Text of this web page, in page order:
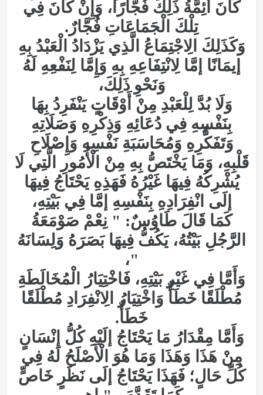
كَانَ أَئِمَّةُ ذَلِكَ فُجَّارًا، وَإِنْ كَانَ فِي
تِلْكَ الْجَمَاعَاتِ فُجَّارٌ.
وَكَذَلِكَ الِاجْتِمَاعُ الَّذِي يَزْدَادُ الْعَبْدُ بِهِ
إيمَانًا إمَّا لِانْتِفَاعِهِ بِهِ وَإِمَّا لِنَفْعِهِ لَهُ
وَنَحْوِ ذَلِكَ،
وَلَا بُدَّ لِلْعَبْدِ مِنْ أَوْقَاتٍ يَنْفَرِدُ بِهَا
بِنَفْسِهِ فِي دُعَائِهِ وَذِكْرِهِ وَصَلَاتِهِ
وَتَفَكُّرِهِ وَمُحَاسَبَةِ نَفْسِهِ وَإِصْلَاحِ
قَلْبِهِ، وَمَا يَخْتَصُّ بِهِ مِنْ الْأُمُورِ الَّتِي لَا
يُشْرِكُهُ فِيهَا غَيْرُهُ فَهَذِهِ يَحْتَاجُ فِيهَا
إلَى انْفِرَادِهِ بِنَفْسِهِ إمَّا فِي بَيْتِهِ،
كَمَا قَالَ طَاوُسٌ: " نِعْمْ صَوْمَعَةُ
الرَّجُلِ بَيْتُهُ، يَكُفُّ فِيهَا بَصَرَهُ وَلِسَانَهُ
"،
وَأَمَّا فِي غَيْرِ بَيْتِهِ، فَاخْتِيَارُ الْمُخَالَطَةِ
مُطْلَقًا خَطَأٌ وَاخْتِيَارُ الِانْفِرَادِ مُطْلَقًا
خَطَأٌ.
وَأَمَّا مِقْدَارُ مَا يَحْتَاجُ إلَيْهِ كُلُّ إنْسَانٍ
مِنْ هَذَا وَهَذَا وَمَا هُوَ الْأَصْلَحُ لَهُ فِي
كُلِّ حَالٍ؛ فَهَذَا يَحْتَاجُ إلَى نَظَرٍ خَاصٍّ